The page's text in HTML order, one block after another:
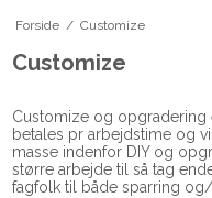
Forside / Customize
Customize
Customize og opgradering
betales pr arbejdstime og
masse indenfor DIY og
større arbejde til så tag
fagfolk til både sparring